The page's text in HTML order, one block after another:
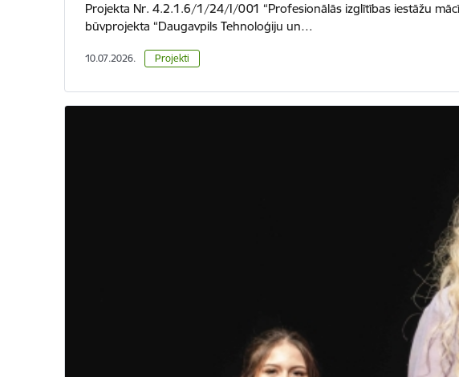
Projekta Nr. 4.2.1.6/1/24/I/001 “Profesionālās izglītības iestāžu
būvprojekta “Daugavpils Tehnoloģiju un…
10.07.2026. Projekti